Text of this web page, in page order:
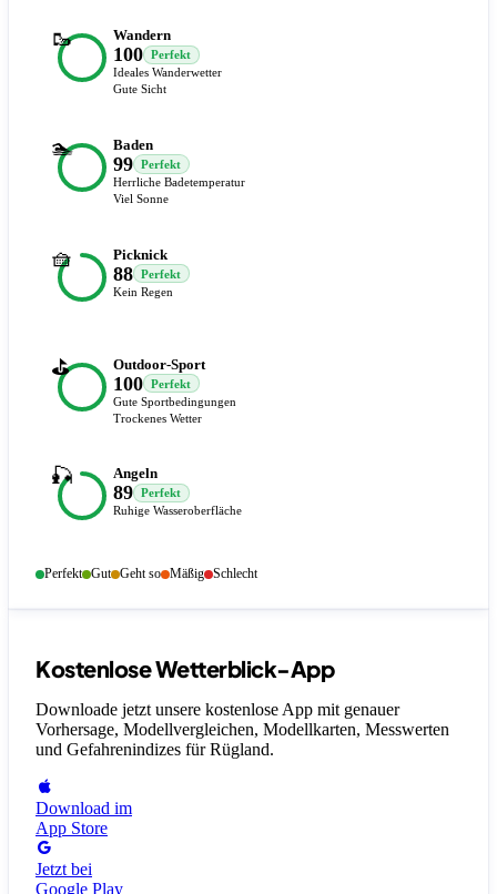
🥾 Wandern
100
Perfekt
Ideales Wanderwetter
Gute Sicht
🏊 Baden
99
Perfekt
Herrliche Badetemperatur
Viel Sonne
🧺 Picknick
88
Perfekt
Kein Regen
⛳ Outdoor-Sport
100
Perfekt
Gute Sportbedingungen
Trockenes Wetter
🎣 Angeln
89
Perfekt
Ruhige Wasseroberfläche
Perfekt Gut Geht so Mäßig Schlecht
Kostenlose Wetterblick-App
Downloade jetzt unsere kostenlose App mit genauer
Vorhersage, Modellvergleichen, Modellkarten, Messwerten
und Gefahrenindizes für Rügland.
Download im
App Store
Jetzt bei
Google Play